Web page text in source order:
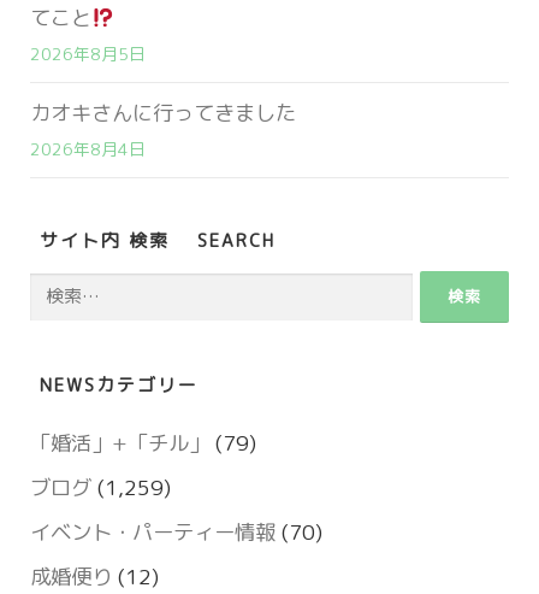
てこと
2026年8月5日
カオキさんに行ってきました
2026年8月4日
サイト内 検索 SEARCH
検
NEWSカテゴリー
「婚活」+「チル」 (79)
ブログ (1,259)
イベント・パーティー情報 (70)
成婚便り (12)